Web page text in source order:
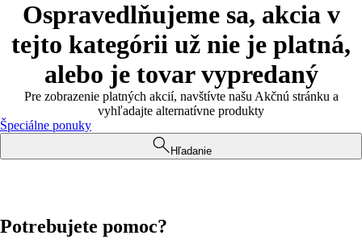
Ospravedlňujeme sa, akcia v
tejto kategórii už nie je platná,
alebo je tovar vypredaný
Pre zobrazenie platných akcií, navštívte našu Akčnú stránku a
vyhľadajte alternatívne produkty
Špeciálne ponuky
Hľadanie
Potrebujete pomoc?